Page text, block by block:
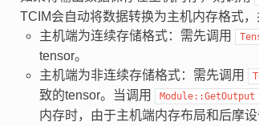
TCIM会自动将数据转换为主机内存格式，
主机端为连续存储格式：需先调用
tensor。
主机端为非连续存储格式：需先调用
致的tensor。当调用
Module::GetOutput
内存时，由于主机端内存布局和后摩